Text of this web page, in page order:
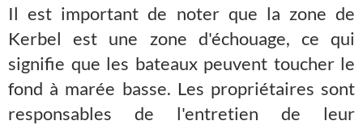
Il est important de noter que la zone de
Kerbel est une zone d'échouage, ce qui
signifie que les bateaux peuvent toucher le
fond à marée basse. Les propriétaires sont
responsables de l'entretien de leur